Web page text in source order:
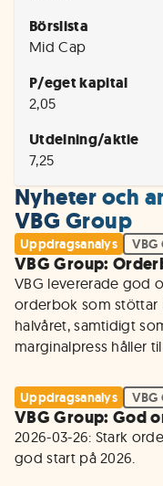
Börslista
Mid Cap
P/eget kapital
2,05
Utdelning/aktie
7,25
Nyheter och
VBG Group
Uppdragsanalys VBG
VBG Group:
VBG levererade god
orderbok som stöttar
halvåret, samtidigt
marginalpress håller
Uppdragsanalys VBG
VBG Group: God
2026-03-26: Stark
god start på 2026.